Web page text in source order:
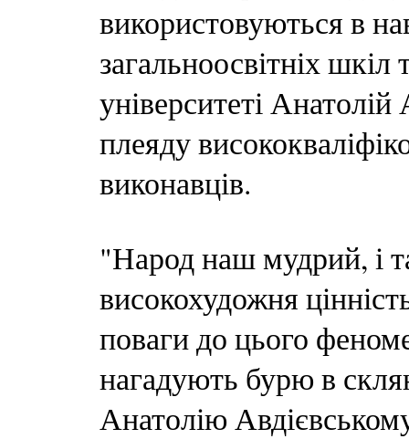
використовуються в
загальноосвітніх
університеті Анатолій
плеяду
виконавців.
"Народ наш мудрий, і
високохудожня
поваги до цього
нагадують бурю в
Анатолію